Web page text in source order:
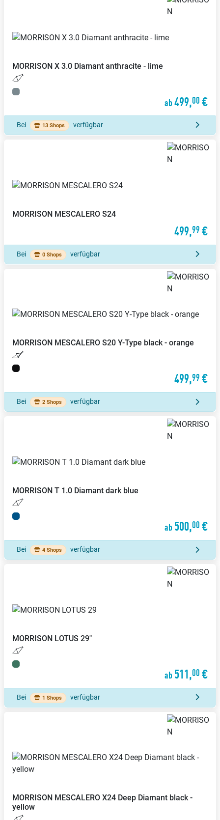
MORRISON X 3.0 Diamant anthracite - lime
ab 499,00 €
Bei 13 Shops verfügbar
MORRISON MESCALERO S24
499,99 €
Bei 0 Shops verfügbar
MORRISON MESCALERO S20 Y-Type black - orange
499,99 €
Bei 2 Shops verfügbar
MORRISON T 1.0 Diamant dark blue
ab 500,00 €
Bei 4 Shops verfügbar
MORRISON LOTUS 29"
ab 511,00 €
Bei 1 Shops verfügbar
MORRISON MESCALERO X24 Deep Diamant black -
yellow